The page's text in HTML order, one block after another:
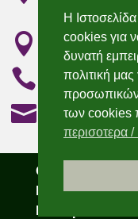
 "Irini" Metro
 210 2896736

Copyright 2021
Ηλεκτρολόγων
Η
cookies για
δυνατή
πολιτική
προσωπικών
των cookies
περισοτερα